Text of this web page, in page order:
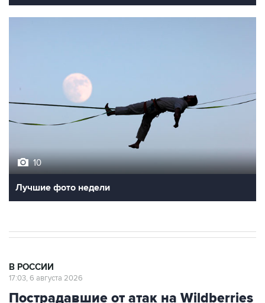
10
Лучшие фото недели
В РОССИИ
17:03, 6 августа 2026
Пострадавшие от атак на Wildberries